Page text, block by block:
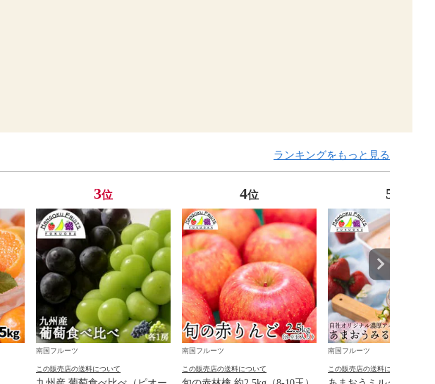
ランキングをもっと見る
3位
南国フルーツ
この販売店の送料について
4位
南国フルーツ
この販売店の送料について
5
南国フルーツ
この販売店の送料について